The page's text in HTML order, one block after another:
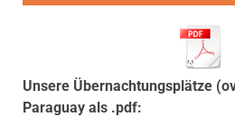
Unsere Übernachtungsplätze
Paraguay als .pdf: